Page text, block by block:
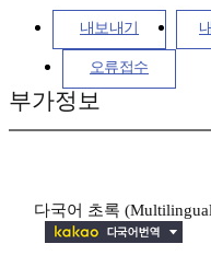
내보내기
오류접수
부가정보
다국어 초록